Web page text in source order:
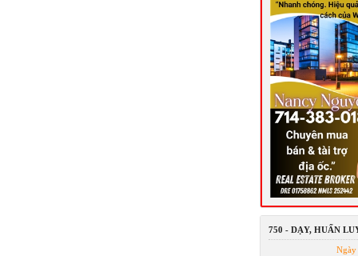
750 - DẠY, HUẤN
Ngày